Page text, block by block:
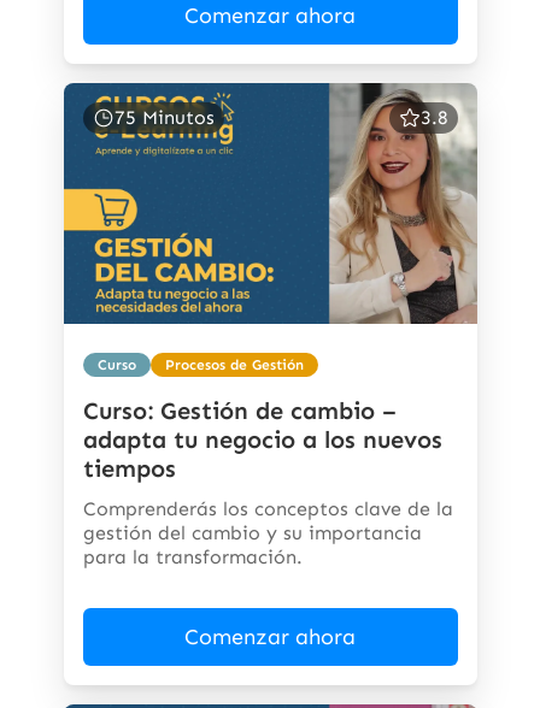
Comenzar ahora
75 Minutos 3.8
Curso Procesos de Gestión
Curso: Gestión de cambio –
adapta tu negocio a los nuevos
tiempos
Comprenderás los conceptos clave de la
gestión del cambio y su importancia
para la transformación.
Comenzar ahora